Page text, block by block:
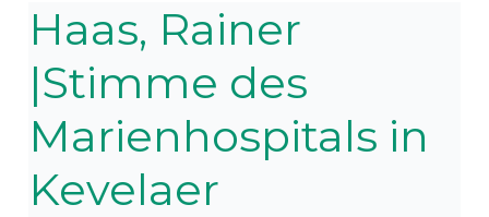
Haas, Rainer
|Stimme des
Marienhospitals in
Kevelaer
Haas,
Rainer
|Stimme
des
Marienhospitals
in